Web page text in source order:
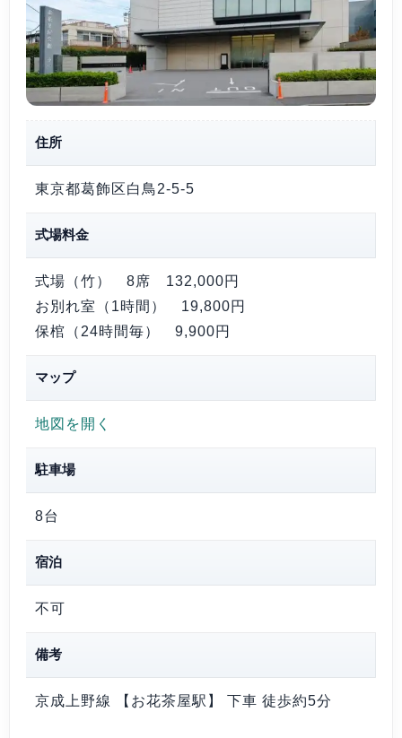
住所
東京都葛飾区白鳥2-5-5
式場料金
式場（竹） 8席 132,000円
お別れ室（1時間）
19,800円
保棺（24時間毎）
9,900円
マップ
地図を開く
駐車場
8台
宿泊
不可
備考
京成上野線 【お花茶屋駅】 下車 徒歩約5分